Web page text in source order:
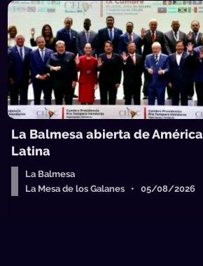
La Balmesa abierta de América
Latina
La Balmesa
La Mesa de los Galanes • 05/08/2026